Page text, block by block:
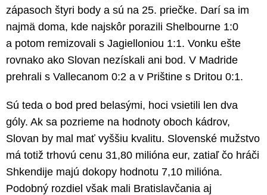
zápasoch štyri body a sú na 25. priečke. Darí sa im
najmä doma, kde najskôr porazili Shelbourne 1:0
a potom remizovali s Jagielloniou 1:1. Vonku ešte
rovnako ako Slovan nezískali ani bod. V Madride
prehrali s Vallecanom 0:2 a v Prištine s Dritou 0:1.
Sú teda o bod pred belasými, hoci vsietili len dva
góly. Ak sa pozrieme na hodnoty oboch kádrov,
Slovan by mal mať vyššiu kvalitu. Slovenské mužstvo
má totiž trhovú cenu 31,80 milióna eur, zatiaľ čo hráči
Shkendije majú dokopy hodnotu 7,10 milióna.
Podobný rozdiel však mali Bratislavčania aj